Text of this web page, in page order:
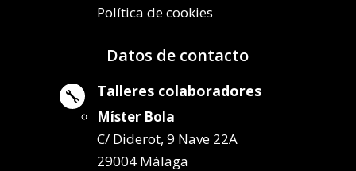
Política de cookies
Datos de contacto
 Talleres colaboradores
Míster Bola
C/ Diderot, 9 Nave 22A
29004 Málaga